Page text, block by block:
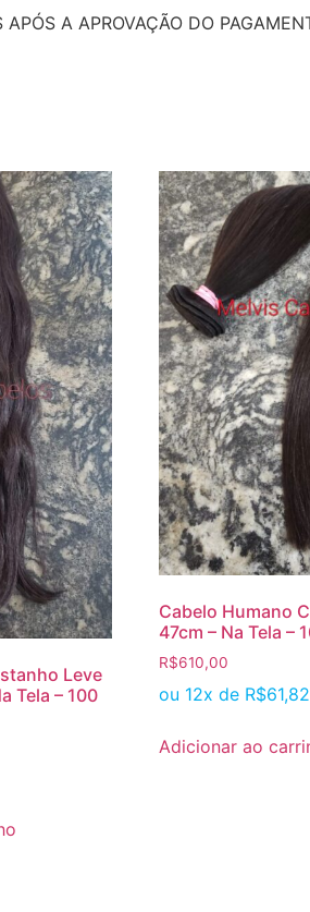
A APROVAÇÃO DO
Leve
Tela – 100
Cabelo Humano
47cm – Na Tela –
R$610,00
ou 12x de R$61,82
Adicionar ao